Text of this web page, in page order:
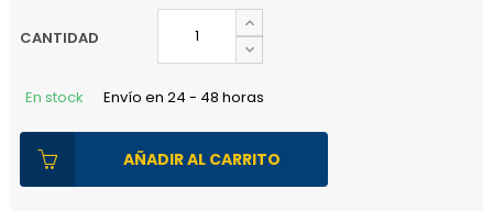
CANTIDAD
En stock Envío en 24 - 48 horas
AÑADIR AL CARRITO